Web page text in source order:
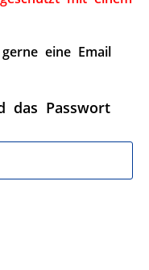
eine Email
das Passwort